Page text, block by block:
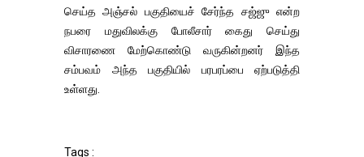
செய்த அஞ்சல் பகுதியைச் சேர்ந்த சஜ்ஜு என்ற
நபரை மதுவிலக்கு போலீசார் கைது செய்து
விசாரணை மேற்கொண்டு வருகின்றனர் இந்த
சம்பவம் அந்த பகுதியில் பரபரப்பை ஏற்படுத்தி
உள்ளது.
Tags :